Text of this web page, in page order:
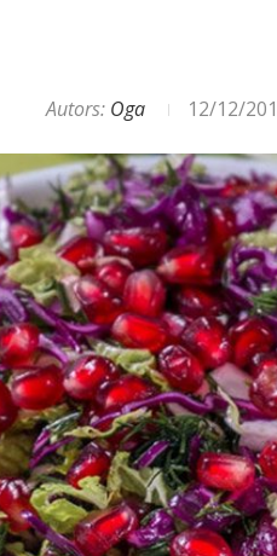
Autors: Oga 12/12/